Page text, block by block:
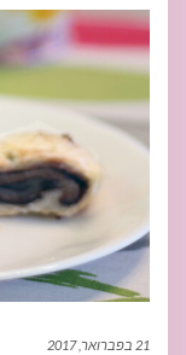
21 בפברואר, 2017